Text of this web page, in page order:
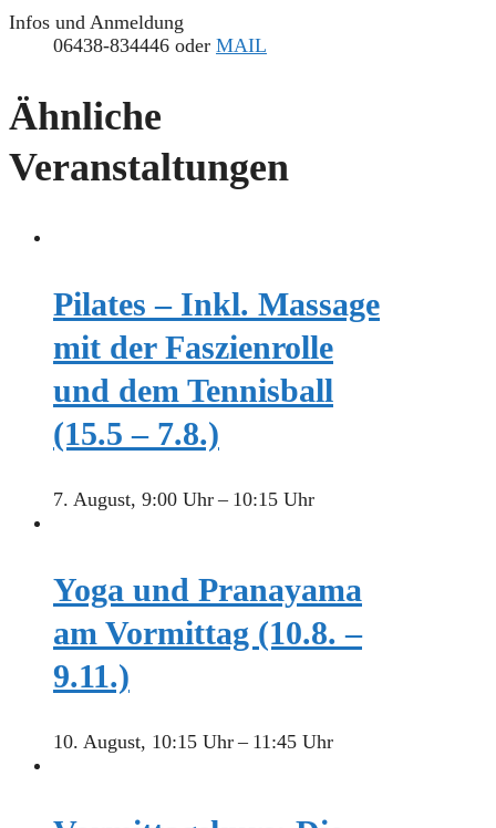
Infos und Anmeldung
06438-834446 oder MAIL
Ähnliche
Veranstaltungen
Pilates – Inkl. Massage
mit der Faszienrolle
und dem Tennisball
(15.5 – 7.8.)
7. August, 9:00 Uhr– 10:15 Uhr
Yoga und Pranayama
am Vormittag (10.8. –
9.11.)
10. August, 10:15 Uhr– 11:45 Uhr